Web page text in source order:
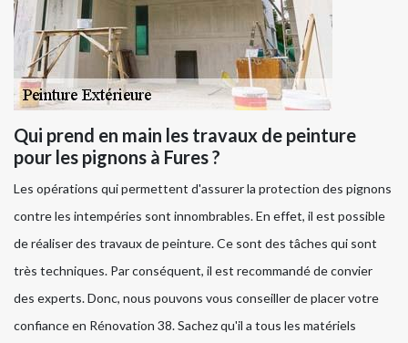
Qui prend en main les travaux de peinture
pour les pignons à Fures ?
Les opérations qui permettent d'assurer la protection des pignons
contre les intempéries sont innombrables. En effet, il est possible
de réaliser des travaux de peinture. Ce sont des tâches qui sont
très techniques. Par conséquent, il est recommandé de convier
des experts. Donc, nous pouvons vous conseiller de placer votre
confiance en Rénovation 38. Sachez qu'il a tous les matériels